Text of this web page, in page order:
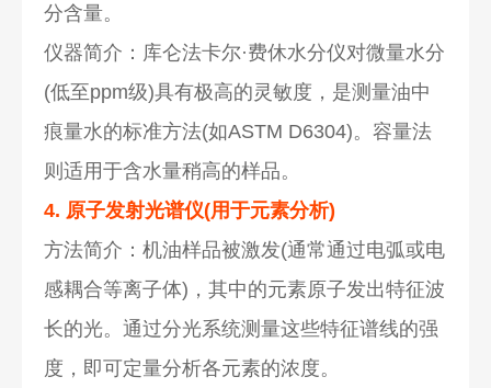
分含量。
仪器简介：库仑法卡尔·费休水分仪对微量水分
(低至ppm级)具有极高的灵敏度，是测量油中
痕量水的标准方法(如ASTM D6304)。容量法
则适用于含水量稍高的样品。
4. 原子发射光谱仪(用于元素分析)
方法简介：机油样品被激发(通常通过电弧或电
感耦合等离子体)，其中的元素原子发出特征波
长的光。通过分光系统测量这些特征谱线的强
度，即可定量分析各元素的浓度。